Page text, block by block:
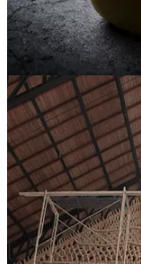
otoño.
Recetas de temporada